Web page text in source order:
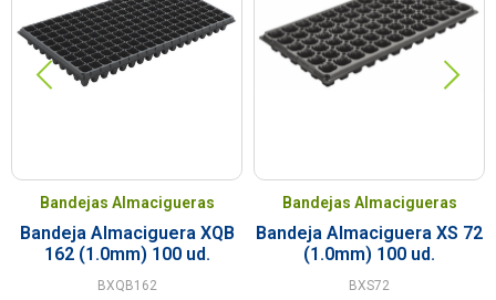
Bandejas Almacigueras
Bandeja Almaciguera XQB
162 (1.0mm) 100 ud.
BXQB162
Bandejas Almacigueras
Bandeja Almaciguera XS 72
(1.0mm) 100 ud.
BXS72